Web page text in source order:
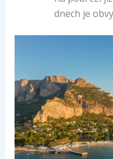
dnech je